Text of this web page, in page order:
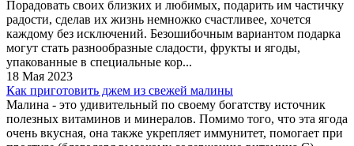
Порадовать своих близких и любимых, подарить им частичку
радости, сделав их жизнь немножко счастливее, хочется
каждому без исключений. Безошибочным вариантом подарка
могут стать разнообразные сладости, фрукты и ягоды,
упакованные в специальные кор...
18 Мая 2023
Как приготовить джем из свежей малины
Малина - это удивительный по своему богатству источник
полезных витаминов и минералов. Помимо того, что эта ягода
очень вкусная, она также укрепляет иммунитет, помогает при